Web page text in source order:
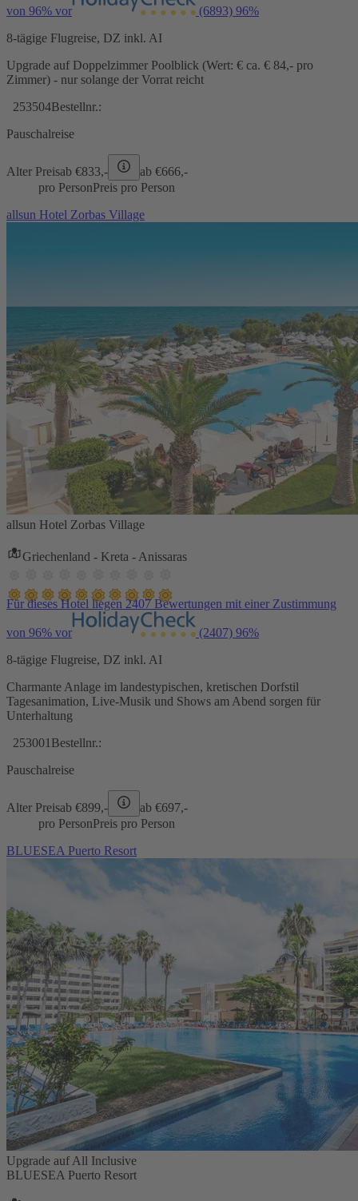
von 96% vor (6893) 96%
8-tägige Flugreise, DZ inkl. AI
Upgrade auf Doppelzimmer Poolblick (Wert: € ca. € 84,- pro
Zimmer) - nur solange der Vorrat reicht
253504Bestellnr.:
Pauschalreise
Alter Preisab €833,- ab €666,-
pro PersonPreis pro Person
allsun Hotel Zorbas Village
allsun Hotel Zorbas Village
Griechenland - Kreta - Anissaras
Für dieses Hotel liegen 2407 Bewertungen mit einer Zustimmung
von 96% vor (2407) 96%
8-tägige Flugreise, DZ inkl. AI
Charmante Anlage im landestypischen, kretischen Dorfstil
Tagesanimation, Live-Musik und Shows am Abend sorgen für
Unterhaltung
253001 Bestellnr.:
Pauschalreise
Alter Preisab €899,- ab €697,-
pro PersonPreis pro Person
BLUESEA Puerto Resort
Upgrade auf All Inclusive
BLUESEA Puerto Resort